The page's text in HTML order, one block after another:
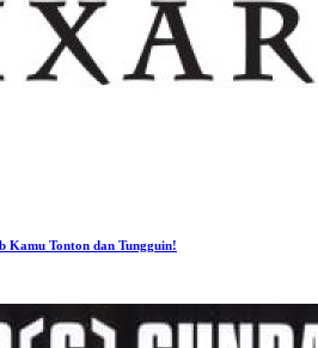
Kamu Tonton dan Tungguin!